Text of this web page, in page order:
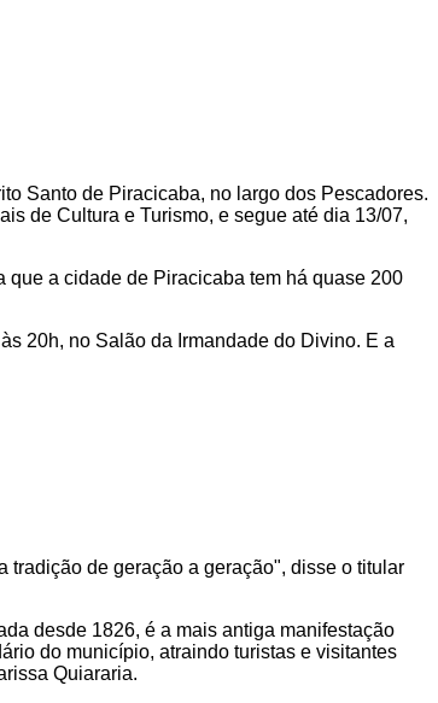
Santo de Piracicaba, no largo dos Pescadores.
de Cultura e Turismo, e segue até dia 13/07,
que a cidade de Piracicaba tem há quase 200
20h, no Salão da Irmandade do Divino. E a
tradição de geração a geração", disse o titular
desde 1826, é a mais antiga manifestação
do município, atraindo turistas e visitantes
Quiararia.